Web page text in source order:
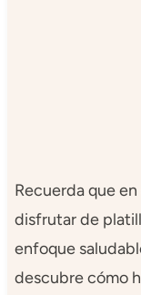
Recuerda que
disfrutar de
enfoque
descubre cómo